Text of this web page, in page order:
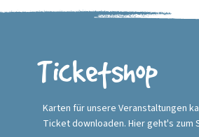
Ticketshop
Karten für unsere Veranstaltungen
Ticket downloaden. Hier geht's zum